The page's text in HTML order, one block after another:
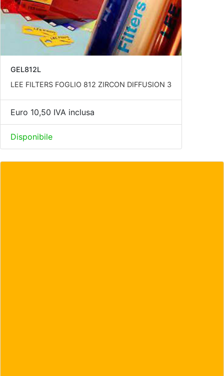
GEL812L
LEE FILTERS FOGLIO 812 ZIRCON DIFFUSION 3
Euro 10,50 IVA inclusa
Disponibile